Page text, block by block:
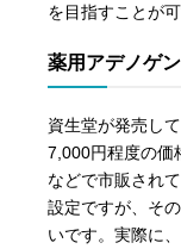
を目指すことが
薬用アデノゲ
資生堂が発売し
7,000円程度の価
などで市販され
設定ですが、そ
いです。実際に